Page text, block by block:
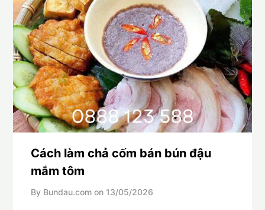
Cách làm chả cốm bán bún đậu
mắm tôm
By Bundau.com on 13/05/2026